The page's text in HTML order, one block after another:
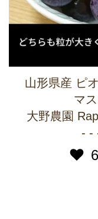
山形県産 ピ
マ
大野農園
- -
6